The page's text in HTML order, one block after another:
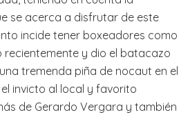
se acerca a disfrutar de este
incide tener boxeadores como
recientemente y dio el batacazo
tremenda piña de nocaut en el
invicto al local y favorito
de Gerardo Vergara y también